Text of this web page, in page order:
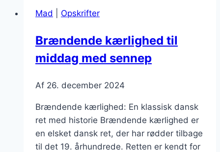
og
Mad Opskrifter
Brændende kærlighed til
middag med sennep
Af 26. december 2024
Brændende kærlighed: En klassisk dansk
ret med historie Brændende kærlighed er
en elsket dansk ret, der har rødder tilbage
til det 19. århundrede. Retten er kendt for